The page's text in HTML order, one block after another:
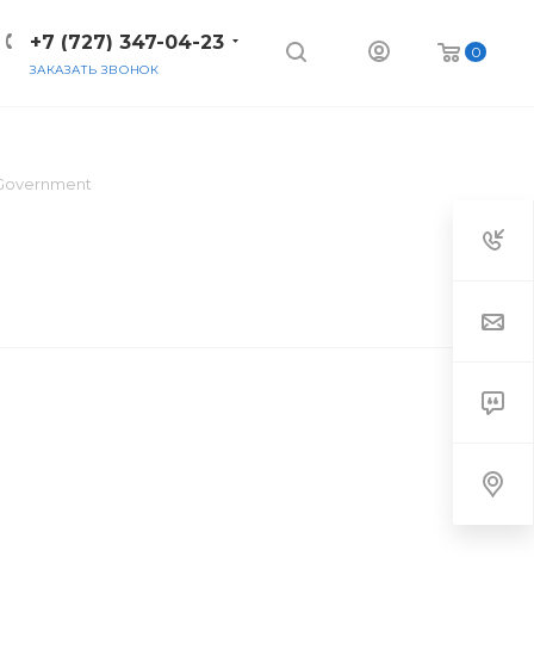
0
+7 (727) 347-04-23
ЗАКАЗАТЬ ЗВОНОК